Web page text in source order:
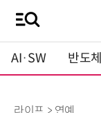
AI·SW 반도체